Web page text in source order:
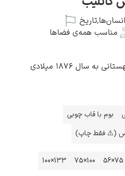
انسان‌ها,تاریخ
مناسب همه‌ی فضاها
سال ۱۸۷۶ میلادی
بوم با قاب چوبی
(⚠️ فقط چاپ)
75×56
100×75
133×100